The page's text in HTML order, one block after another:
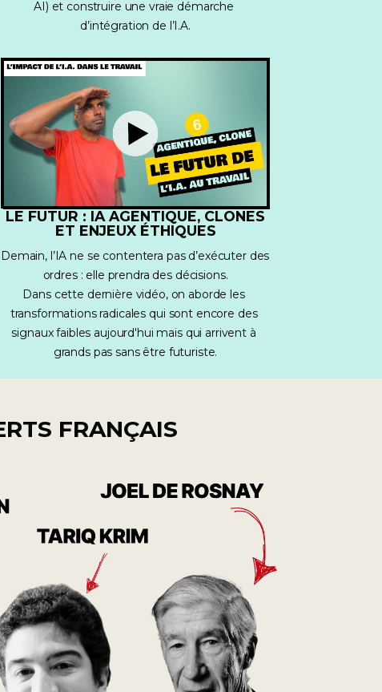
AI) et construire une vraie démarche
d’intégration de l’I.A.
LE FUTUR : IA AGENTIQUE, CLONES
ET ENJEUX ÉTHIQUES
Demain, l’IA ne se contentera pas d’exécuter des
ordres : elle prendra des décisions.
Dans cette dernière vidéo, on aborde les
transformations radicales qui sont encore des
signaux faibles aujourd'hui mais qui arrivent à
grands pas sans être futuriste.
FRANÇAIS